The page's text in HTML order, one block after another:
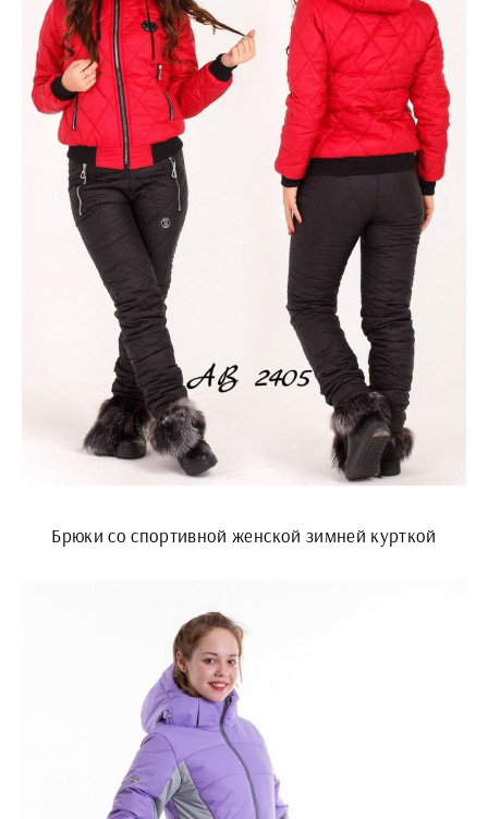
Брюки со спортивной женской зимней курткой